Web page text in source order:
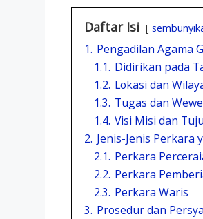
Daftar Isi
1. Pengadilan Agama
1.1. Didirikan pada
1.2. Lokasi dan
1.3. Tugas dan
1.4. Visi Misi dan
2. Jenis-Jenis Perkara
2.1. Perkara
2.2. Perkara
2.3. Perkara Waris
3. Prosedur dan